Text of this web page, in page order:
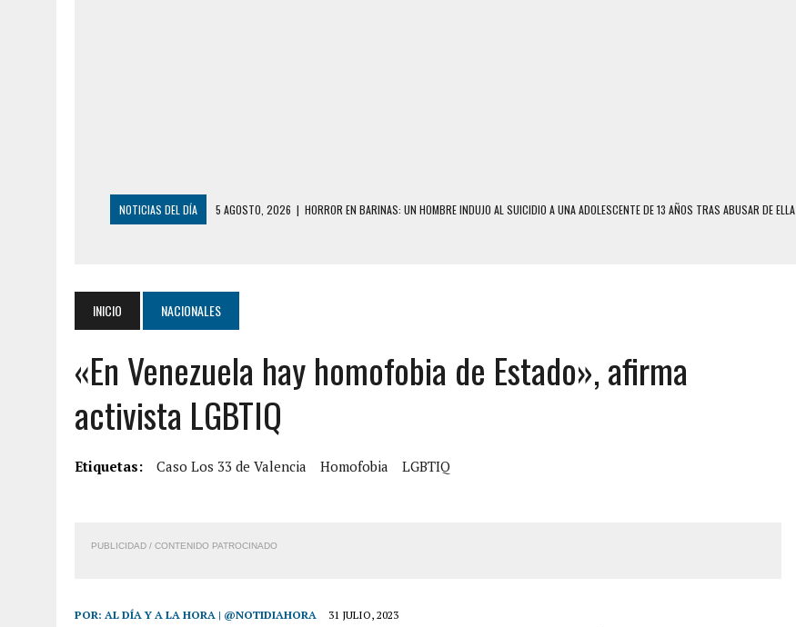
NOTICIAS DEL DÍA 5 AGOSTO, 2026 | HORROR EN BARINAS: UN HOMBRE INDUJO AL SUICIDIO A UNA ADOLESCENTE DE 13 AÑOS TRAS ABUSAR DE ELLA
2 AGOSTO, 2026 | AYUDABA A PERSONAS EN SITUACIÓN DE CALLE Y MURIÓ A MANOS DE VARIOS DE ELLOS EN MATURÍN
2 AGOSTO, 2026
COLAPSÓ TECHO DE UNA VIVIENDA EN EL CENTRO DE CARACAS CON MÁS DE 20 PERSONAS ADENTRO
2 AGOSTO, 2026 | FALCÓN: MUJER ATACÓ CON UN CUCHILLO A SUS HIJOS, UNO PERDIÓ LA VIDA
6 AGOSTO, 2026
MISTERIOSA MUERTE DE MODELO EN MONAGAS: HALLARON EL CUERPO DENTRO DE SU CASA
CONMOCIÓN EN COLORADO POR ASESINATO DE UNA ADOLESCENTE VENEZOLANA EN REUNIÓN CON AMIGOS
INICIO NACIONALES
«En Venezuela hay homofobia de Estado», afirma
activista LGBTIQ
Etiquetas: Caso Los 33 de Valencia Homofobia LGBTIQ
PUBLICIDAD / CONTENIDO PATROCINADO
POR: AL DÍA Y A LA HORA | @NOTIDIAHORA 31 JULIO, 2023